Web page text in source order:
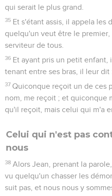
qui serait le plus grand.
35 Et s'étant assis, il appela les
quelqu'un veut être le
serviteur de tous.
36 Et ayant pris un petit
tenant entre ses bras, il leur dit
37 Quiconque reçoit un de ces
nom, me reçoit ; et quiconque
qu'il reçoit, mais celui qui m'a
Celui qui n'est pas
nous
38 Alors Jean, prenant la
vu quelqu'un chasser les
suit pas, et nous nous y